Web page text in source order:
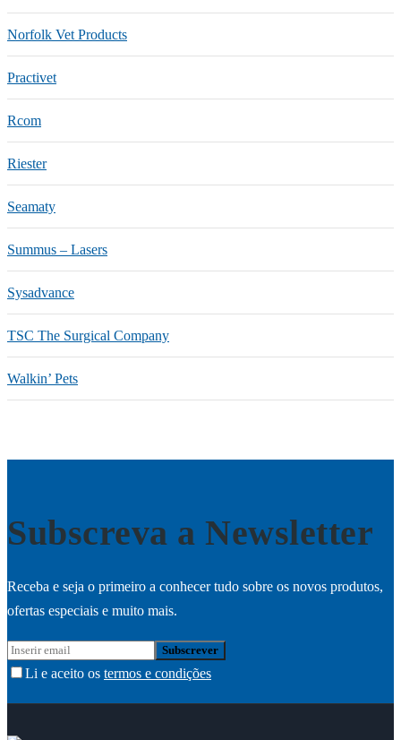
Norfolk Vet Products
Practivet
Rcom
Riester
Seamaty
Summus – Lasers
Sysadvance
TSC The Surgical Company
Walkin’ Pets
Subscreva a Newsletter
Receba e seja o primeiro a conhecer tudo sobre os novos produtos,
ofertas especiais e muito mais.
Li e aceito os termos e condições